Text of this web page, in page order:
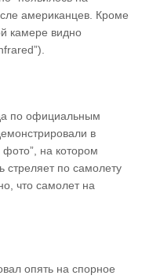
американцев. Кроме
камере видно
по официальным
в
фото”, на котором
стреляет по самолету
что самолет на
опять на спорное